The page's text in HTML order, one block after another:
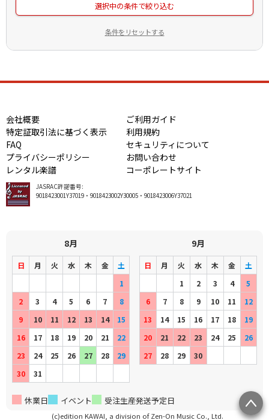
選択中の条件で絞り込む
条件をリセットする
会社概要
ご利用ガイド
特定証取引法に基づく表示
利用規約
FAQ
セキュリティについて
プライバシーポリシー
お問い合わせ
レンタル楽譜
コーポレートサイト
JASRAC許諾番号:
9018423001Y37019・9018423002Y30005・9018423006Y37021
8月
日 月 火 水 木 金
土
1
2
3 4 5 6 7
8
9
10 11 12 13 14
15
16
17 18 19 20 21
22
23
24 25 26 27 28
29
30
31
9月
日 月 火 水 木 金
土
1
2 3 4
5
6
7 8 9 10 11
12
13
14 15 16 17 18
19
20
21 22 23 24 25
26
27
28 29 30
休業日 イベント 受注生産発送予定日
(c)edition KAWAI, a division of Zen-On Music Co., Ltd.